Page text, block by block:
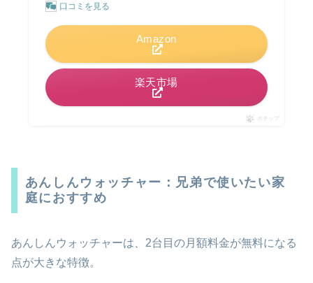
口コミを見る
Amazon
楽天市場
ポチップ
あんしんウォッチャー：兄弟で使いたい家
庭におすすめ
あんしんウォッチャーは、2台目の月額料金が無料になる
点が大きな特徴。